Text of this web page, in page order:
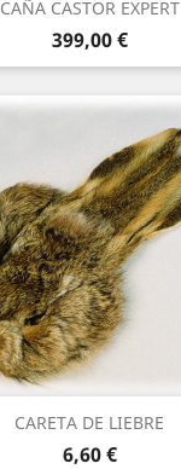
CAÑA CASTOR EXPERT
Precio
399,00 €
CARETA DE LIEBRE
Precio
6,60 €